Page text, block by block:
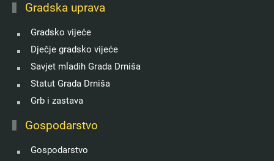
Gradska uprava
Gradsko vijeće
Dječje gradsko vijeće
Savjet mladih Grada Drniša
Statut Grada Drniša
Grb i zastava
Gospodarstvo
Gospodarstvo